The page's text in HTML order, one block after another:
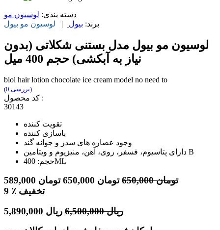
دسته بندی: لوسیون مو
برند: بیول | لوسیون مو بیول
لوسیون مو بیول مدل بستنی شکلاتی (بدون
نیاز به آبکشی) حجم 400 میل
biol hair lotion chocolate ice cream model no need to
(0 بررسی)
کد محصول :
30143
تقویت کننده
باسازی کننده
وجود عصاره های سدر و جوانه گند
دارای پتاسیوم، فسفر، روی، آهن، منیزیوم و ویتامین B
حجم: 400ML
589,000 تومان 650,000تومان 650,000 تومان
9
٪ تخفیف
5,890,000 ریال 6,500,000 ریال